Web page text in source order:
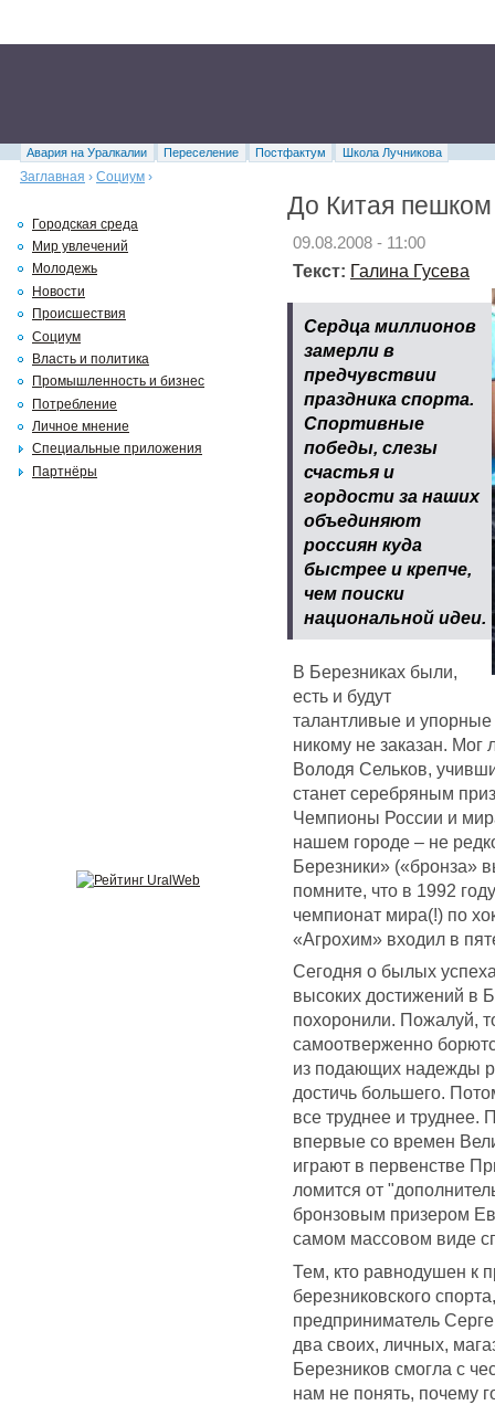
Авария на Уралкалии Переселение Постфактум
Школа Лучникова
Заглавная › Социум ›
До Китая пешком
09.08.2008 - 11:00
Текст: Галина Гусева
Сердца миллионов
замерли в
предчувствии
праздника спорта.
Спортивные
победы, слезы
счастья и
гордости за наших
объединяют
россиян куда
быстрее и крепче,
чем поиски
национальной идеи.
В Березниках были,
есть и будут
талантливые и
никому не заказан. Мог
Володя Сельков,
станет серебряным
Чемпионы России и
нашем городе – не
Березники» («бронза»
помните, что в 1992
чемпионат мира(!) по
«Агрохим» входил в
Сегодня о былых
высоких достижений в
похоронили. Пожалуй,
самоотверженно
из подающих надежды
достичь большего.
все труднее и труднее.
впервые со времен
играют в первенстве
ломится от
бронзовым призером
самом массовом виде
Тем, кто равнодушен к
березниковского
предприниматель
два своих, личных,
Березников смогла с
нам не понять, почему
Городская среда
Мир увлечений
Молодежь
Новости
Происшествия
Социум
Власть и политика
Промышленность и бизнес
Потребление
Личное мнение
Специальные приложения
Партнёры